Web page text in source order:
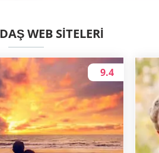
WEB SITELERI
9.4